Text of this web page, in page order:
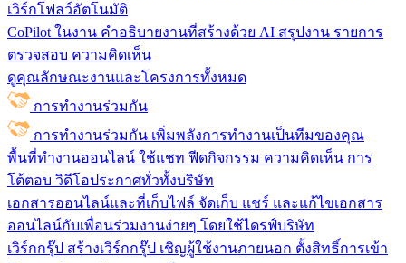
เวิร์กโฟลว์อัตโนมัติ
CoPilot ในงาน คำอธิบายงานที่สร้างด้วย AI สรุปงาน รายการ
ตรวจสอบ ความคิดเห็น
ดูคุณลักษณะงานและโครงการทั้งหมด
การทำงานร่วมกัน
การทำงานร่วมกัน เพิ่มพลังการทำงานเป็นทีมของคุณ
พื้นที่ทำงานออนไลน์ ใช้แชท ฟีดกิจกรรม ความคิดเห็น การ
โต้ตอบ วิดีโอประกาศทั่วทั้งบริษัท
เอกสารออนไลน์และที่เก็บไฟล์ จัดเก็บ แชร์ และแก้ไขเอกสาร
ออนไลน์กับเพื่อนร่วมงานง่ายๆ โดยใช้ไดรฟ์บริษัท
เวิร์กกรุ๊ป สร้างเวิร์กกรุ๊ป เชิญผู้ใช้งานภายนอก ตั้งสิทธิ์การเข้า